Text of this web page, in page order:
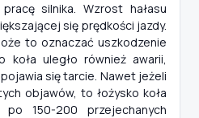
silnika. Wzrost hałasu
się prędkości jazdy.
to oznaczać uszkodzenie
koła uległo również awarii,
się tarcie. Nawet jeżeli
objawów, to łożysko koła
150-200 przejechanych